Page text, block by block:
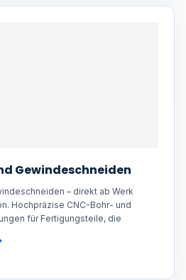
Gewindeschneiden
– direkt ab Werk
Hochpräzise CNC-Bohr- und
für Fertigungsteile, die